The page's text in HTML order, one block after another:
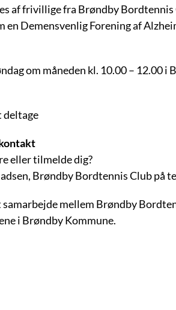
af frivillige fra Brøndby Bordtennis
en Demensvenlig Forening af
om måneden kl. 10.00 – 12.00
deltage
eller tilmelde dig?
Brøndby Bordtennis Club på
mellem Brøndby
i Brøndby Kommune.